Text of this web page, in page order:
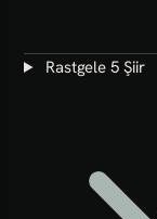
Rastgele 5 Şiir